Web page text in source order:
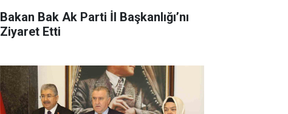
Bakan Bak Ak Parti İl Başkanlığı’nı
Ziyaret Etti